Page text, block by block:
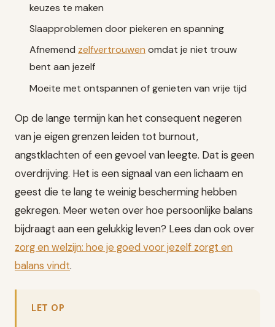
keuzes te maken
Slaapproblemen door piekeren en spanning
Afnemend zelfvertrouwen omdat je niet trouw
bent aan jezelf
Moeite met ontspannen of genieten van vrije tijd
Op de lange termijn kan het consequent negeren
van je eigen grenzen leiden tot burnout,
angstklachten of een gevoel van leegte. Dat is geen
overdrijving. Het is een signaal van een lichaam en
geest die te lang te weinig bescherming hebben
gekregen. Meer weten over hoe persoonlijke balans
bijdraagt aan een gelukkig leven? Lees dan ook over
zorg en welzijn: hoe je goed voor jezelf zorgt en
balans vindt.
LET OP